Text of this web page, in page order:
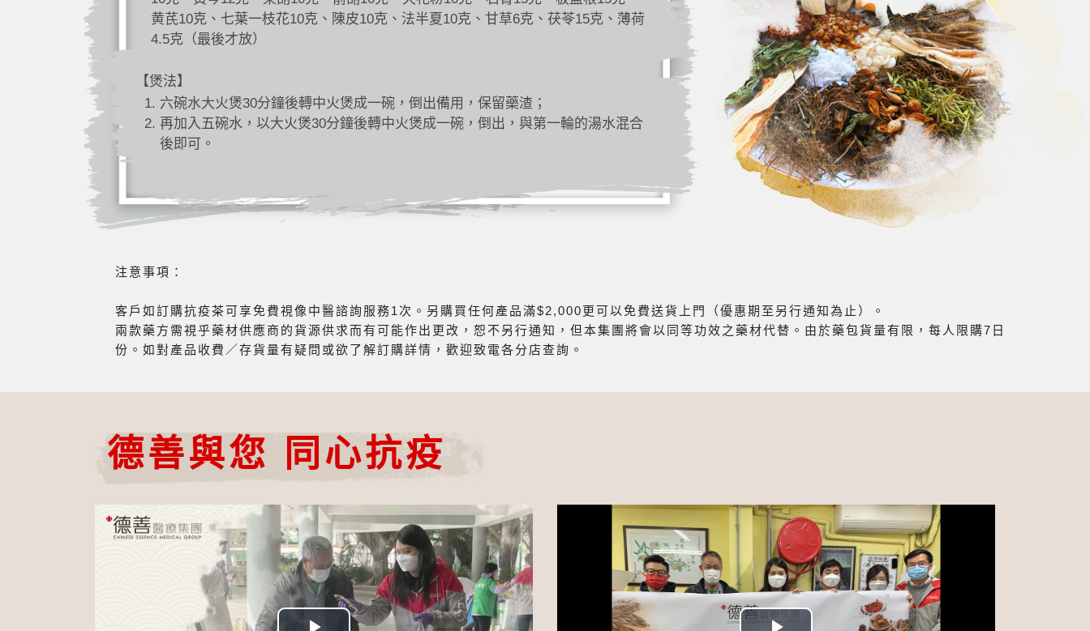
黄芪10克、七葉一枝花10克、陳皮10克、法半夏10克、甘草6克、茯苓15克、薄荷
4.5克（最後才放）
【煲法】
六碗水大火煲30分鐘後轉中火煲成一碗，倒出備用，保留藥渣；
再加入五碗水，以大火煲30分鐘後轉中火煲成一碗，倒出，與第一輪的湯水混合
後即可。
注意事項：
客戶如訂購抗疫茶可享免費視像中醫諮詢服務1次。另購買任何產品滿$2,000更可以免費送貨上門（優惠期至另行通知為止）。
兩款藥方需視乎藥材供應商的貨源供求而有可能作出更改，恕不另行通知，但本集團將會以同等功效之藥材代替。由於藥包貨量有限，每人限購7日
份。如對產品收費／存貨量有疑問或欲了解訂購詳情，歡迎致電各分店查詢。
德善與您 同心抗疫